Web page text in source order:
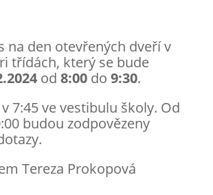
na den otevřených dveří v
třídách, který se bude
od 8:00 do 9:30.
7:45 ve vestibulu školy. Od
budou zodpovězeny
Tereza Prokopová